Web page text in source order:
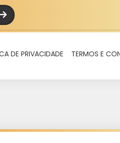
DE PRIVACIDADE TERMOS E